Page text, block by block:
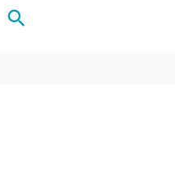
Rechercher